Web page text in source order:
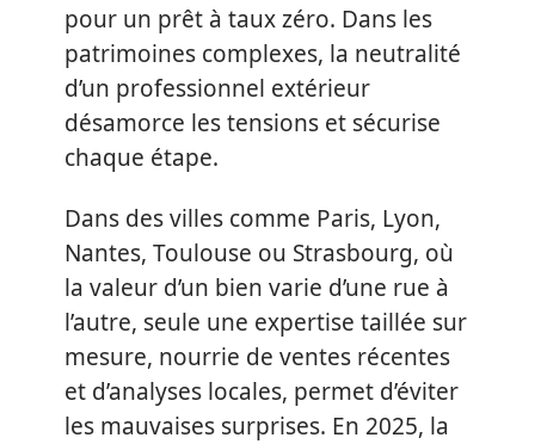
pour un prêt à taux zéro. Dans les
patrimoines complexes, la neutralité
d’un professionnel extérieur
désamorce les tensions et sécurise
chaque étape.
Dans des villes comme Paris, Lyon,
Nantes, Toulouse ou Strasbourg, où
la valeur d’un bien varie d’une rue à
l’autre, seule une expertise taillée sur
mesure, nourrie de ventes récentes
et d’analyses locales, permet d’éviter
les mauvaises surprises. En 2025, la